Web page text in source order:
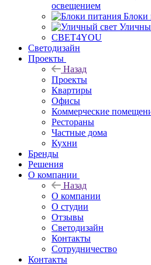
освещением
Блоки
СВЕТ4YOU
Светодизайн
Проекты
Назад
Проекты
Квартиры
Офисы
Коммерческие
Рестораны
Частные дома
Кухни
Бренды
Решения
О компании
Назад
О компании
О студии
Отзывы
Светодизайн
Контакты
Сотрудничество
Контакты